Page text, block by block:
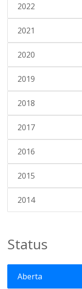
2022
2021
2020
2019
2018
2017
2016
2015
2014
Status
Aberta